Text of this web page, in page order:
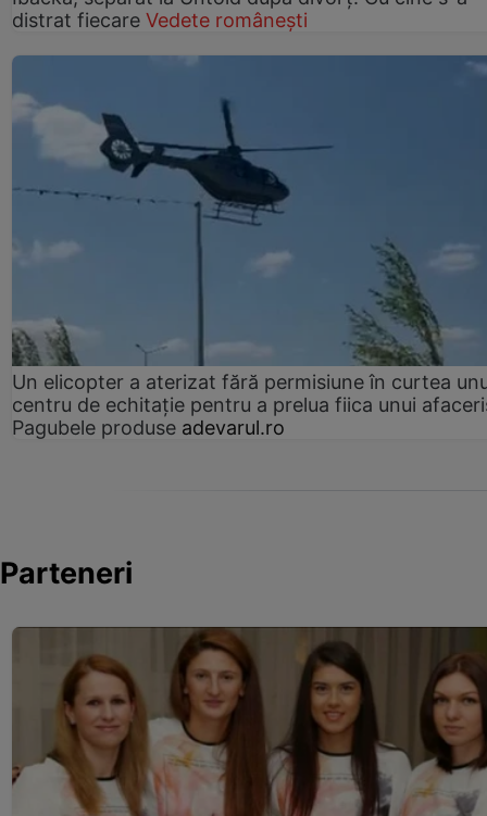
distrat fiecare Vedete românești
Un elicopter a aterizat fără permisiune în curtea
centru de echitație pentru a prelua fiica unui
Pagubele produse adevarul.ro
Parteneri